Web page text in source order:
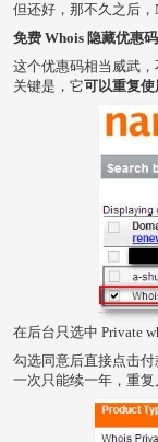
但还好，那不久之后，
免费 Whois 隐藏优惠码
这个优惠码相当威武，
关键是，它可以重复使
在后台只选中 Private
勾选同意后直接点击付
一次只能续一年，重复